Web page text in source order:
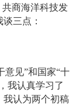
商海洋科技发
三点：
意见”和国家“十
我认真学习了
我认为两个初稿